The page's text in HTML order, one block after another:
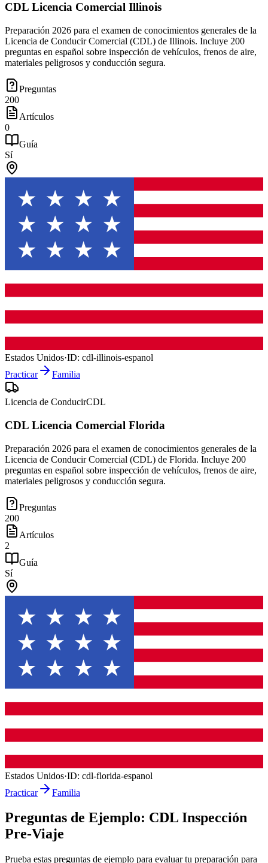
CDL Licencia Comercial Illinois
Preparación 2026 para el examen de conocimientos generales de la
Licencia de Conducir Comercial (CDL) de Illinois. Incluye 200
preguntas en español sobre inspección de vehículos, frenos de aire,
materiales peligrosos y conducción segura.
Preguntas
200
Artículos
0
Guía
Sí
Estados Unidos·ID: cdl-illinois-espanol
Practicar
Familia
Licencia de ConducirCDL
CDL Licencia Comercial Florida
Preparación 2026 para el examen de conocimientos generales de la
Licencia de Conducir Comercial (CDL) de Florida. Incluye 200
preguntas en español sobre inspección de vehículos, frenos de aire,
materiales peligrosos y conducción segura.
Preguntas
200
Artículos
2
Guía
Sí
Estados Unidos·ID: cdl-florida-espanol
Practicar
Familia
Preguntas de Ejemplo: CDL Inspección
Pre-Viaje
Prueba estas preguntas de ejemplo para evaluar tu preparación para